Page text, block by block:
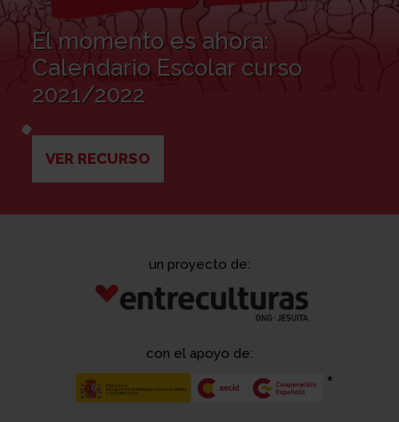
El momento es ahora:
Calendario Escolar curso
2021/2022
VER RECURSO
un proyecto de:
con el apoyo de: